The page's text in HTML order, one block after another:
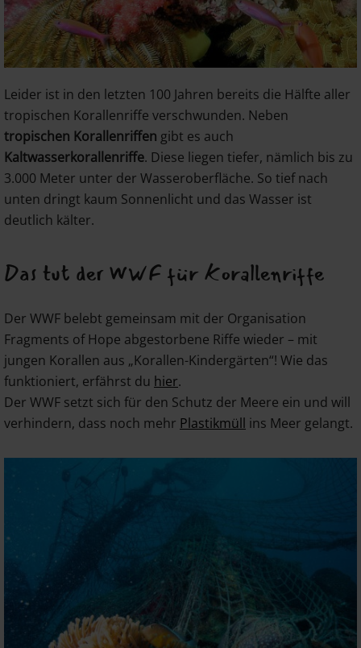
Leider ist in den letzten 100 Jahren bereits die Hälfte aller
tropischen Korallenriffe verschwunden. Neben
tropischen Korallenriffen gibt es auch
Kaltwasserkorallenriffe. Diese liegen tiefer, nämlich bis zu
3.000 Meter unter der Wasseroberfläche. So tief nach
unten dringt kaum Sonnenlicht und das Wasser ist
deutlich kälter.
Das tut der WWF für Korallenriffe
Der WWF belebt gemeinsam mit der Organisation
Fragments of Hope abgestorbene Riffe wieder – mit
jungen Korallen aus „Korallen-Kindergärten“! Wie das
funktioniert, erfährst du hier.
Der WWF setzt sich für den Schutz der Meere ein und will
verhindern, dass noch mehr Plastikmüll ins Meer gelangt.